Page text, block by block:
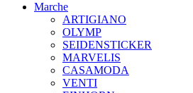
Marche
ARTIGIANO
OLYMP
SEIDENSTICKER
MARVELIS
CASAMODA
VENTI